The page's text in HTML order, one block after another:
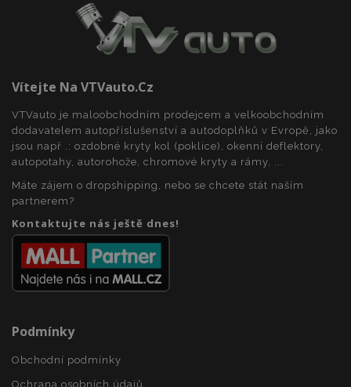
Vítejte Na VTVauto.cz
VTVauto je maloobchodním prodejcem a velkoobchodním
dodavatelem autopříslušenství a autodoplňků v Evropě, jako
jsou např .: ozdobné kryty kol (poklice), okenní deflektory,
autopotahy, autorohože, chromové kryty a rámy, ...
Máte zájem o dropshipping, nebo se chcete stát naším
partnerem?
Kontaktujte nás ještě dnes!
Podmínky
Obchodní podmínky
Ochrana osobních údajů
Nezbytně nutné soubory
Soubory cílení
Nezbytně nutné soubory cookie umožňují základní
funkce webových stránek, jako je přihlášení
uživatele a správa účtu. Webové stránky nelze bez
nezbytně nutných souborů cookie správně
používat.
Název
Poskytovatel
section_data_ids